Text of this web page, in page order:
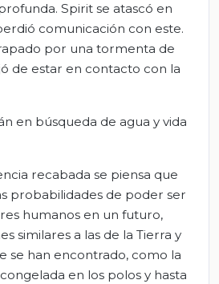
Spirit se atascó en
comunicación con este.
por una tormenta de
de estar en contacto con la
en búsqueda de agua y vida
recabada se piensa que
probabilidades de poder ser
humanos en un futuro,
similares a las de la Tierra y
se han encontrado, como la
en los polos y hasta